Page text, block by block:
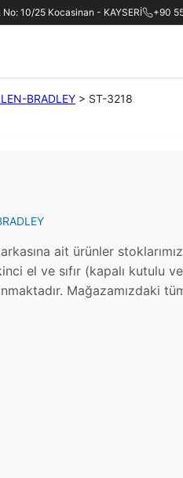
10/25 Kocasinan - KAYSERİ +90
BRADLEY > ST-3218
ait ürünler
el ve sıfır (kapalı kutulu
Mağazamızdaki